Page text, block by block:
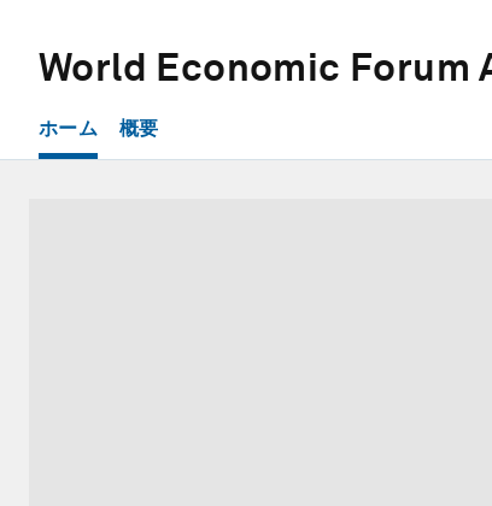
World Economic Forum
ホーム 概要